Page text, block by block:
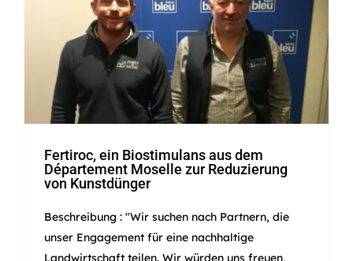
Fertiroc, ein Biostimulans aus
dem Département Moselle zur
Reduzierung von
Kunstdünger
Fertiroc, ein Biostimulans aus dem
Département Moselle zur Reduzierung
von Kunstdünger
Beschreibung : "Wir suchen nach Partnern, die
unser Engagement für eine nachhaltige
Landwirtschaft teilen. Wir würden uns freuen,